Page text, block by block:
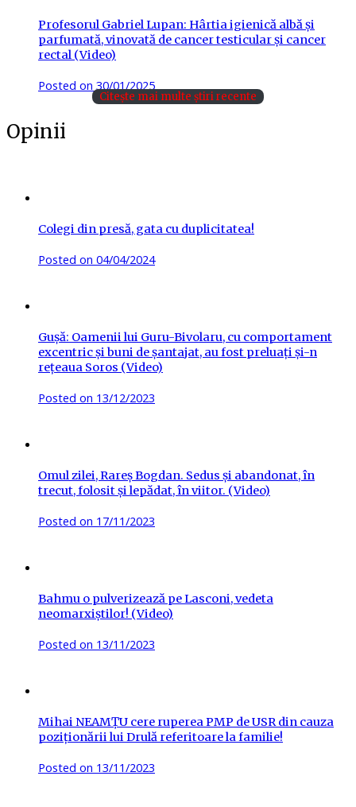
Profesorul Gabriel Lupan: Hârtia igienică albă și
parfumată, vinovată de cancer testicular și cancer
rectal (Video)
Posted on30/01/2025
Citește mai multe știri recente
Opinii
Colegi din presă, gata cu duplicitatea!
Posted on 04/04/2024
Gușă: Oamenii lui Guru-Bivolaru, cu comportament
excentric și buni de șantajat, au fost preluați și-n
rețeaua Soros (Video)
Posted on 13/12/2023
Omul zilei, Rareș Bogdan. Sedus și abandonat, în
trecut, folosit și lepădat, în viitor. (Video)
Posted on 17/11/2023
Bahmu o pulverizează pe Lasconi, vedeta
neomarxiștilor! (Video)
Posted on 13/11/2023
Mihai NEAMȚU cere ruperea PMP de USR din cauza
poziționării lui Drulă referitoare la familie!
Posted on 13/11/2023